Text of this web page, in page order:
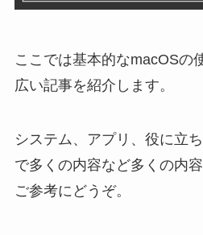
ここでは基本的なmacOSの
広い記事を紹介します。
システム、アプリ、役に立
で多くの内容など多くの内
ご参考にどうぞ。